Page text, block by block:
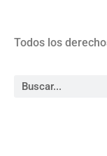
Todos los